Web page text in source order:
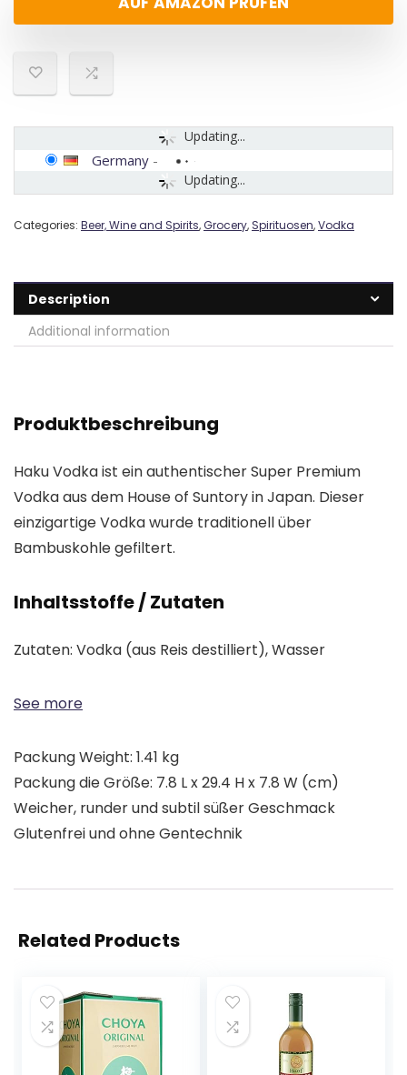
Updating...
Updating...
Germany -
Categories: Beer, Wine and Spirits,Grocery, Spirituosen,Vodka
Description
Additional information
Produktbeschreibung
Haku Vodka ist ein authentischer Super Premium
Vodka aus dem House of Suntory in Japan. Dieser
einzigartige Vodka wurde traditionell über
Bambuskohle gefiltert.
Inhaltsstoffe / Zutaten
Zutaten: Vodka (aus Reis destilliert), Wasser
See more
Packung Weight: 1.41 kg
Packung die Größe: 7.8 L x 29.4 H x 7.8 W (cm)
Weicher, runder und subtil süßer Geschmack
Glutenfrei und ohne Gentechnik
Related Products